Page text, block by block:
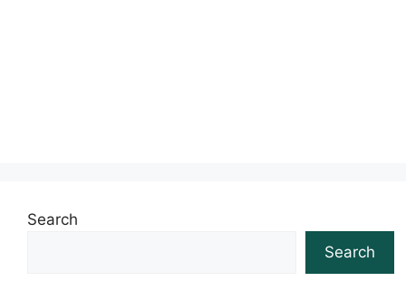
Search
Search